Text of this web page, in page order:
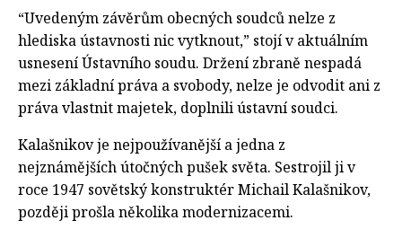
“Uvedeným závěrům obecných soudců nelze z
hlediska ústavnosti nic vytknout,” stojí v aktuálním
usnesení Ústavního soudu. Držení zbraně nespadá
mezi základní práva a svobody, nelze je odvodit ani z
práva vlastnit majetek, doplnili ústavní soudci.
Kalašnikov je nejpoužívanější a jedna z
nejznámějších útočných pušek světa. Sestrojil ji v
roce 1947 sovětský konstruktér Michail Kalašnikov,
později prošla několika modernizacemi.